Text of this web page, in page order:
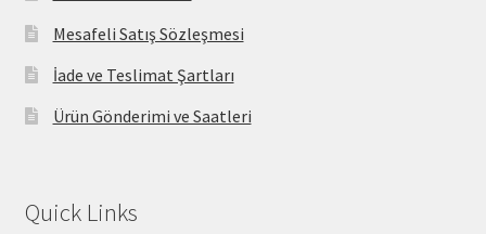
Mesafeli Satış Sözleşmesi
İade ve Teslimat Şartları
Ürün Gönderimi ve Saatleri
Quick Links